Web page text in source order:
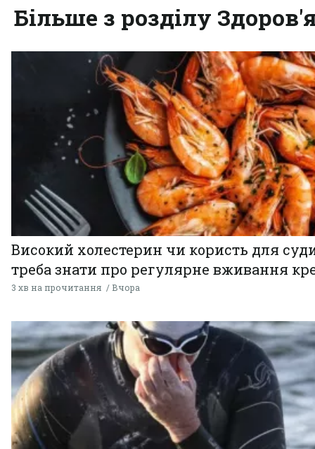
Більше з розділу
Високий холестерин чи користь для
треба знати про регулярне вживання
3 хв на прочитання Вчора